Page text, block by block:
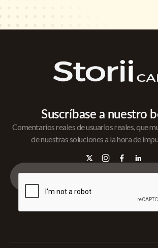
Suscríbase a nuestro
Comentarios reales de usuarios reales, que
de nuestras soluciones a la hora de